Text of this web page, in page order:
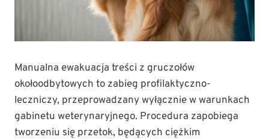
Manualna ewakuacja treści z gruczołów
okołoodbytowych to zabieg profilaktyczno-
leczniczy, przeprowadzany wyłącznie w warunkach
gabinetu weterynaryjnego. Procedura zapobiega
tworzeniu się przetok, będących ciężkim